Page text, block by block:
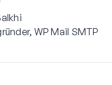
WP Mail SMTP